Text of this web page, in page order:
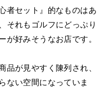
者セット』的なものはあ
それもゴルフにどっぷり
好みそうなお店です。
品が見やすく陳列され、
ない空間になっていま